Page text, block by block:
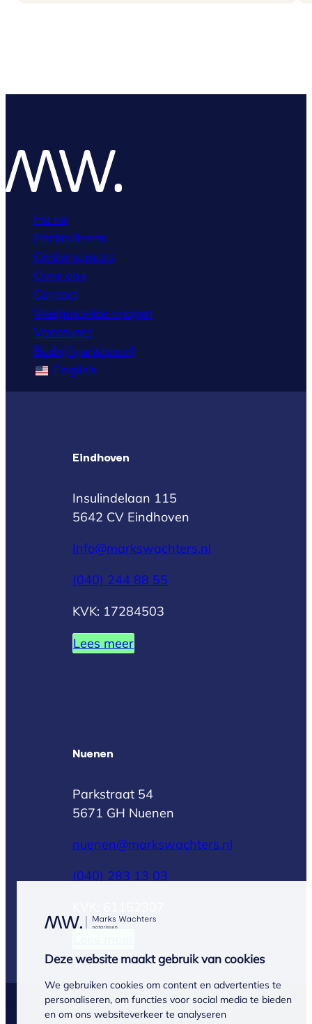
Deze website maakt gebruik van cookies
We gebruiken cookies om content en advertenties te
personaliseren, om functies voor social media te bieden
en om ons websiteverkeer te analyseren
Home
Particulieren
Ondernemers
Over ons
Contact
Veelgestelde vragen
Vacatures
Bedrijfsjuristen.nl
English
Eindhoven
Insulindelaan 115
5642 CV Eindhoven
Info@markswachters.nl
(040) 244 88 55
KVK: 17284503
Lees meer
Nuenen
Parkstraat 54
5671 GH Nuenen
nuenen@markswachters.nl
(040) 283 13 03
© Marks Wachters 2026